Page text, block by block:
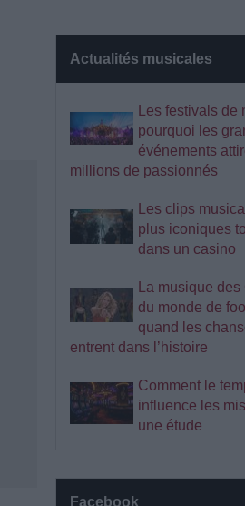
Actualités musicales
Les festivals de
pourquoi les
événements
millions de passionnés
Les clips
plus iconiques
dans un casino
La musique
du monde de
quand les
entrent dans l’histoire
Comment le
influence les
une étude
Facebook